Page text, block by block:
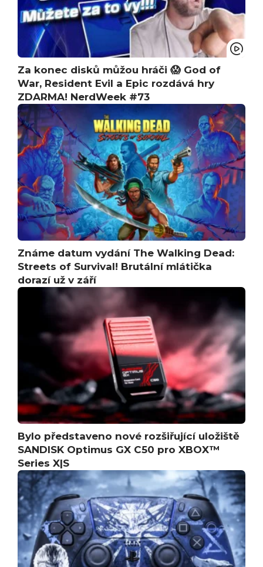
Za konec disků můžou hráči 😱 God of
War, Resident Evil a Epic rozdává hry
ZDARMA! NerdWeek #73
Známe datum vydání The Walking Dead:
Streets of Survival! Brutální mlátička
dorazí už v září
Bylo představeno nové rozšiřující uložiště
SANDISK Optimus GX C50 pro XBOX™
Series X|S